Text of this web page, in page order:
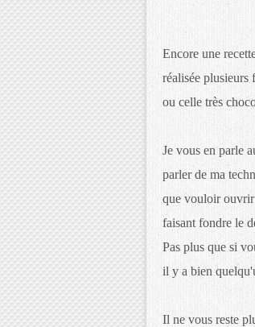
Encore une
réalisée
ou celle très
Je vous en parle
parler de ma
que vouloir ouvrir
faisant fondre le
Pas plus que si
il y a bien
Il ne vous reste